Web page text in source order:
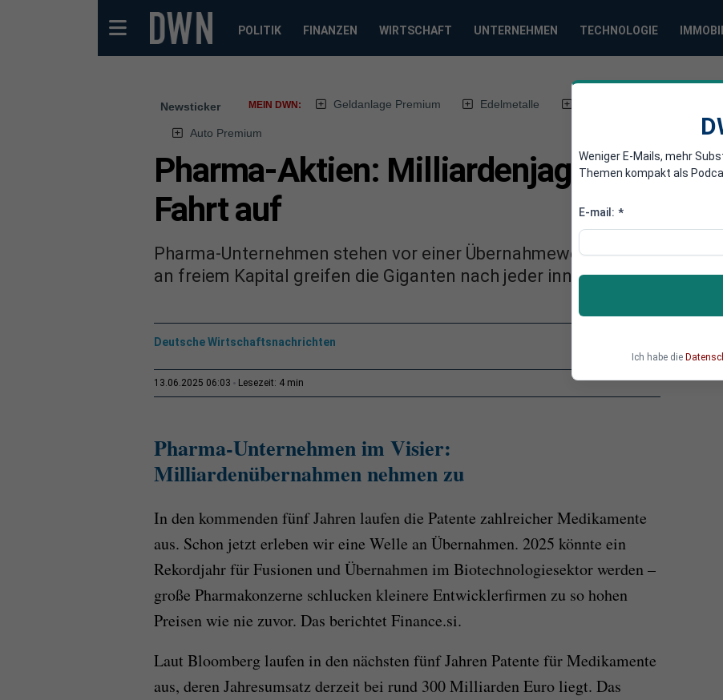
POLITIK FINANZEN WIRTSCHAFT UNTERNEHMEN TECHNOLOGIE
Newsticker MEIN DWN: Geldanlage Premium Edelmetalle
Auto Premium
Pharma-Aktien: Milliardenjagd der
Fahrt auf
Pharma-Unternehmen stehen vor einer Übernahmewelle historischen
an freiem Kapital greifen die Giganten nach jeder innovativen Beute.
Deutsche Wirtschaftsnachrichten
13.06.2025 06:03 Lesezeit: 4 min
Pharma-Unternehmen im Visier:
Milliardenübernahmen nehmen zu
In den kommenden fünf Jahren laufen die Patente zahlreicher Medikamente
aus. Schon jetzt erleben wir eine Welle an Übernahmen. 2025 könnte ein
Rekordjahr für Fusionen und Übernahmen im Biotechnologiesektor werden –
große Pharmakonzerne schlucken kleinere Entwicklerfirmen zu so hohen
Preisen wie nie zuvor. Das berichtet Finance.si.
Laut Bloomberg laufen in den nächsten fünf Jahren Patente für Medikamente
aus, deren Jahresumsatz derzeit bei rund 300 Milliarden Euro liegt. Das
Weniger E-Mails, mehr
Themen kompakt als
E-mail: *
Ich habe die